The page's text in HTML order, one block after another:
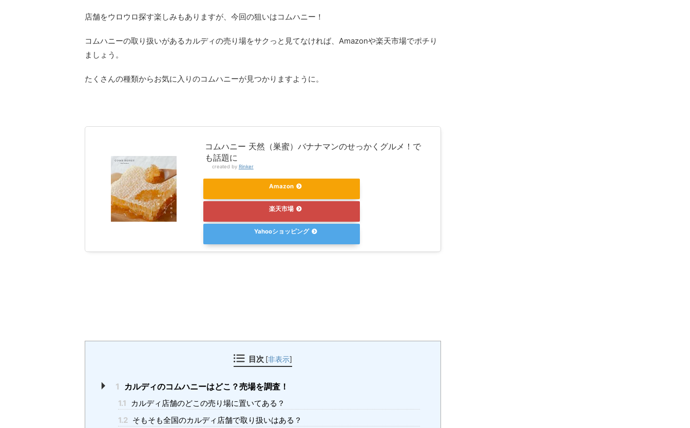
店舗をウロウロ探す楽しみもありますが、今回の狙いはコムハニー！
コムハニーの取り扱いがあるカルディの売り場をサクっと見てなければ、Amazonや楽天市場でポチり
ましょう。
たくさんの種類からお気に入りのコムハニーが見つかりますように。
コムハニー 天然（巣蜜）バナナマンのせっかくグルメ！で
も話題に
created by Rinker
Amazon
楽天市場
Yahooショッピング
目次 [非表示]
1 カルディのコムハニーはどこ？売場を調査！
1.1
カルディ店舗のどこの売り場に置いてある？
1.2 そもそも全国のカルディ店舗で取り扱いはある？